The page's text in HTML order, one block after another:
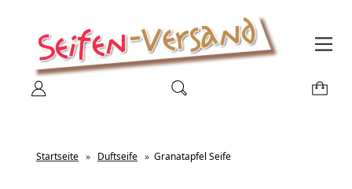
Startseite » Duftseife » Granatapfel Seife